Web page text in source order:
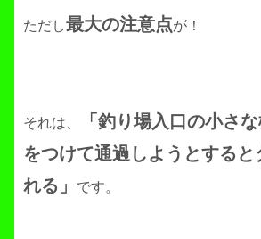
ただし最大の注意点が！
それは、
「釣り場入口の小さ
をつけて通過しようとすると
れる」
です。